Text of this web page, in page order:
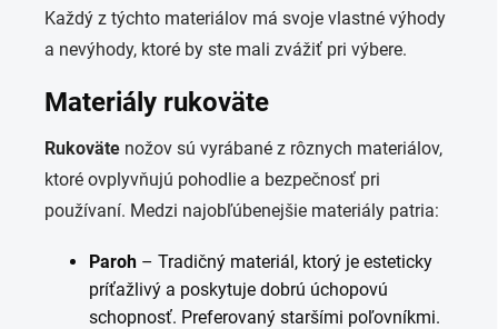
Každý z týchto materiálov má svoje vlastné výhody
a nevýhody, ktoré by ste mali zvážiť pri výbere.
Materiály rukoväte
Rukoväte nožov sú vyrábané z rôznych materiálov,
ktoré ovplyvňujú pohodlie a bezpečnosť pri
používaní. Medzi najobľúbenejšie materiály patria:
Paroh – Tradičný materiál, ktorý je esteticky
príťažlivý a poskytuje dobrú úchopovú
schopnosť. Preferovaný staršími poľovníkmi.